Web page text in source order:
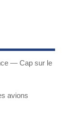
— Cap sur le
avions